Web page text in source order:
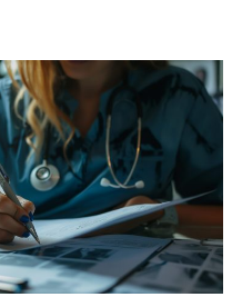
Cuidados Paliativos:
Encontrando
Significado Além da
Cura.